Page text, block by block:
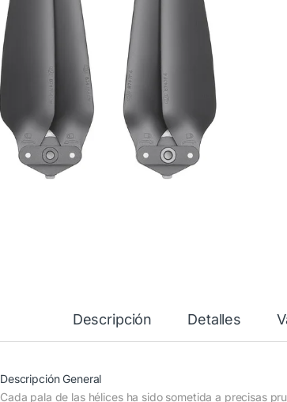
Descripción Detalles
Descripción General
Cada pala de las hélices ha sido sometida a precisas